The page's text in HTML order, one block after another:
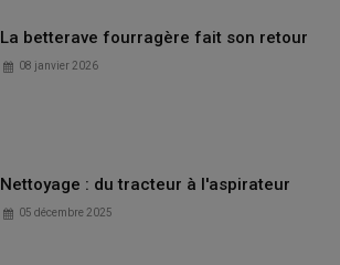
La betterave fourragère fait son retour
08 janvier 2026
Nettoyage : du tracteur à l'aspirateur
05 décembre 2025